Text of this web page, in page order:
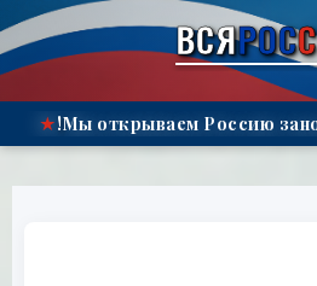
ВСЯРОС
Мы открываем Россию
★